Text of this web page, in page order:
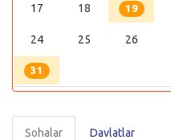
17 18 19
24 25 26
31
Sohalar Davlatlar